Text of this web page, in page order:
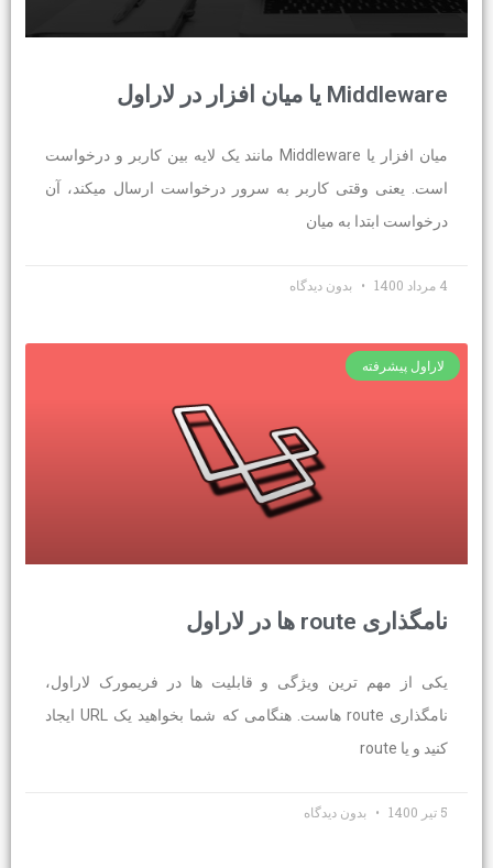
Middleware یا میان افزار در لاراول
میان افزار یا Middleware مانند یک لایه بین کاربر و درخواست
است. یعنی وقتی کاربر به سرور درخواست ارسال میکند، آن
درخواست ابتدا به میان
4 مرداد 1400 بدون دیدگاه
لاراول پیشرفته
نامگذاری route ها در لاراول
یکی از مهم ترین ویژگی و قابلیت ها در فریمورک لاراول،
نامگذاری route هاست. هنگامی که شما بخواهید یک URL ایجاد
کنید و یا route
5 تیر 1400 بدون دیدگاه